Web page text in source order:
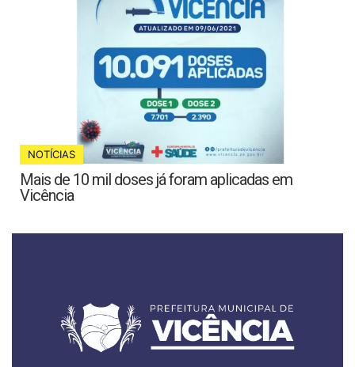
NOTÍCIAS
Mais de 10 mil doses já foram aplicadas em
Vicência